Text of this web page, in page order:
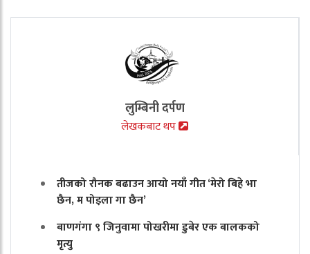
लुम्बिनी दर्पण
लेखकबाट थप
तीजको रौनक बढाउन आयो नयाँ गीत ‘मेरो बिहे भा
छैन, म पोइला गा छैन’
बाणगंगा ९ जिनुवामा पोखरीमा डुबेर एक बालकको
मृत्यु